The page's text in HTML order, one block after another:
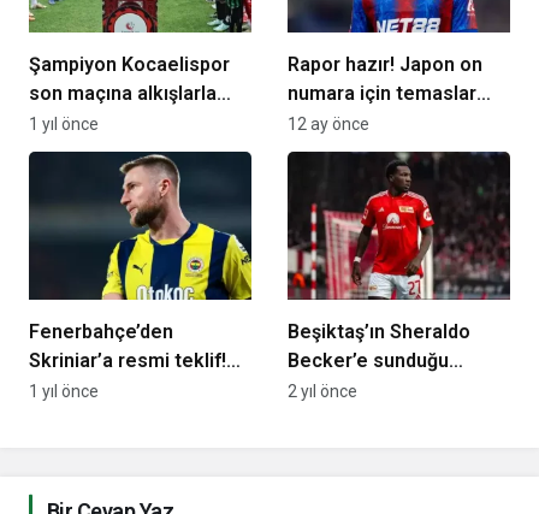
Şampiyon Kocaelispor
son maçına alkışlarla
çıktı
1 yıl önce
Rapor hazır! Japon on
numara için temaslar
başladı…
12 ay önce
Fenerbahçe’den
Skriniar’a resmi teklif!
Slovak stoper
1 yıl önce
Beşiktaş’ın Sheraldo
Becker’e sunduğu
bonservis belli oldu
2 yıl önce